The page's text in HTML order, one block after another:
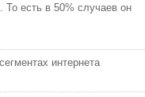
То есть в 50% случаев он
интернета